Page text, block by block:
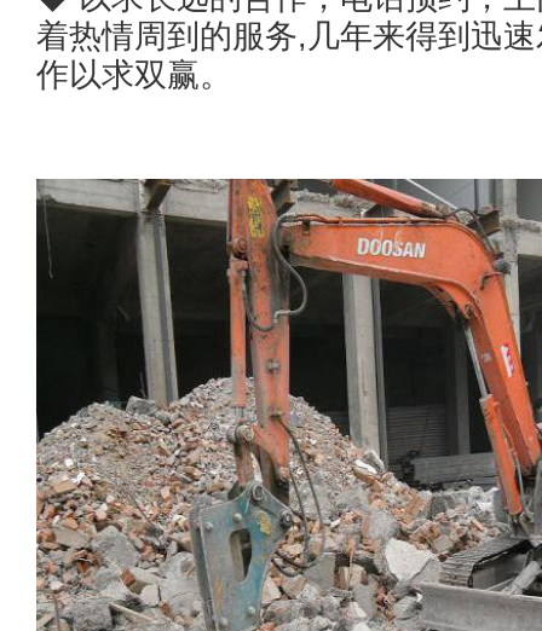
着热情周到的服务,几年来得到迅
作以求双赢。